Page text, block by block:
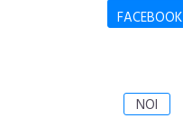
FACEBOOK
NOI